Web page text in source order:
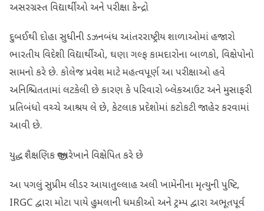
અસરગ્રસ્ત વિદ્યાર્થીઓ અને પરીક્ષા કેન્દ્રો
દુબઈથી દોહા સુધીની ડઝનબંધ આંતરરાષ્ટ્રીય શાળાઓમાં હજારો
ભારતીય વિદેશી વિદ્યાર્થીઓ, ઘણા ગલ્ફ કામદારોના બાળકો, વિક્ષેપોનો
સામનો કરે છે. કોલેજ પ્રવેશ માટે મહત્વપૂર્ણ આ પરીક્ષાઓ હવે
અનિશ્ચિતતામાં લટકેલી છે કારણ કે પરિવારો બ્લેકઆઉટ અને મુસાફરી
પ્રતિબંધો વચ્ચે આશ્રય લે છે, કેટલાક પ્રદેશોમાં કટોકટી જાહેર કરવામાં
આવી છે.
યુદ્ધ શૈક્ષણિક જીવનરેખાને વિક્ષેપિત કરે છે
આ પગલું સુપ્રીમ લીડર આયાતુલ્લાહ અલી ખામેનીના મૃત્યુની પુષ્ટિ,
IRGC દ્વારા મોટા પાયે હુમલાની ધમકીઓ અને ટ્રમ્પ દ્વારા અભૂતપૂર્વ